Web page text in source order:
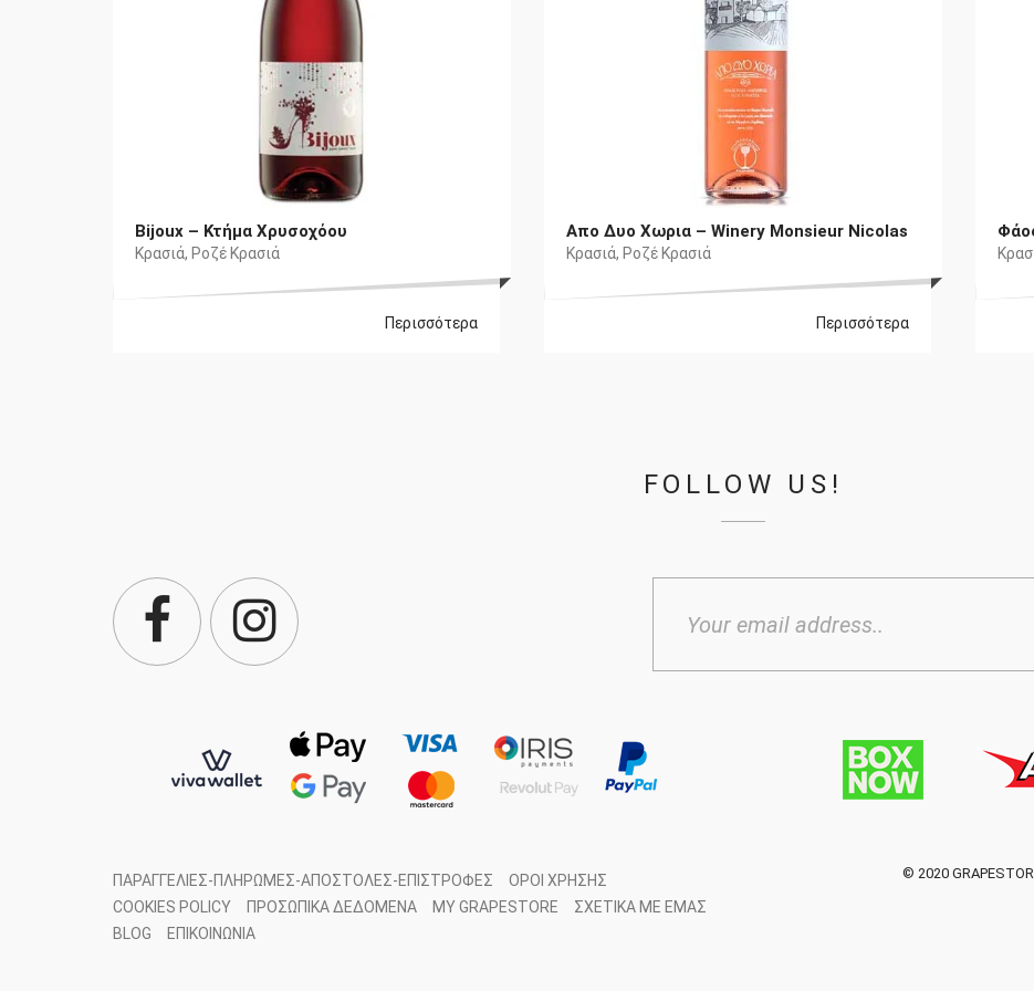
Bijoux – Κτήμα Χρυσοχόου
Κρασιά, Ροζέ Κρασιά
Περισσότερα
Απο Δυο Χωρια – Winery Monsieur Nicolas
Κρασιά, Ροζέ Κρασιά
Περισσότερα
FOLLOW US!
ΠΑΡΑΓΓΕΛΊΕΣ-ΠΛΗΡΩΜΈΣ-ΑΠΟΣΤΟΛΈΣ-ΕΠΙΣΤΡΟΦΈΣ
ΌΡΟΙ ΧΡΉΣΗΣ
COOKIES POLICY
ΠΡΟΣΩΠΙΚΆ ΔΕΔΟΜΈΝΑ MY GRAPESTORE
ΣΧΕΤΙΚΆ ΜΕ ΕΜΆΣ
BLOG
ΕΠΙΚΟΙΝΩΝΊΑ
© 2020